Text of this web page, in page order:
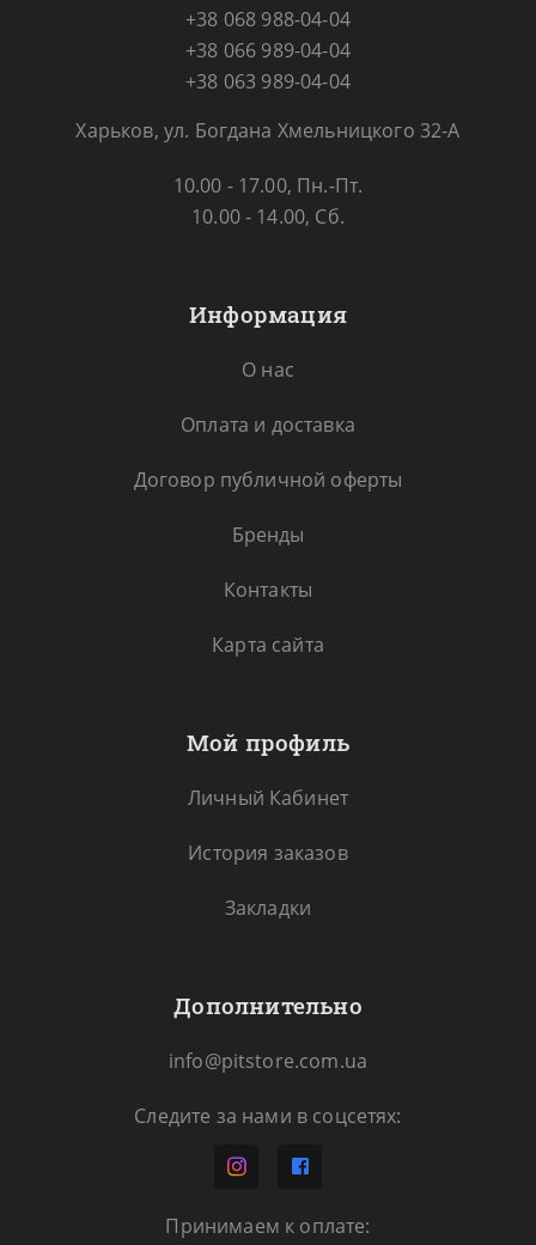
+38 068 988-04-04
+38 066 989-04-04
+38 063 989-04-04
Харьков, ул. Богдана Хмельницкого 32-А
10.00 - 17.00, Пн.-Пт.
10.00 - 14.00, Сб.
Информация
О нас
Оплата и доставка
Договор публичной оферты
Бренды
Контакты
Карта сайта
Мой профиль
Личный Кабинет
История заказов
Закладки
Дополнительно
info@pitstore.com.ua
Следите за нами в соцсетях:
Принимаем к оплате: